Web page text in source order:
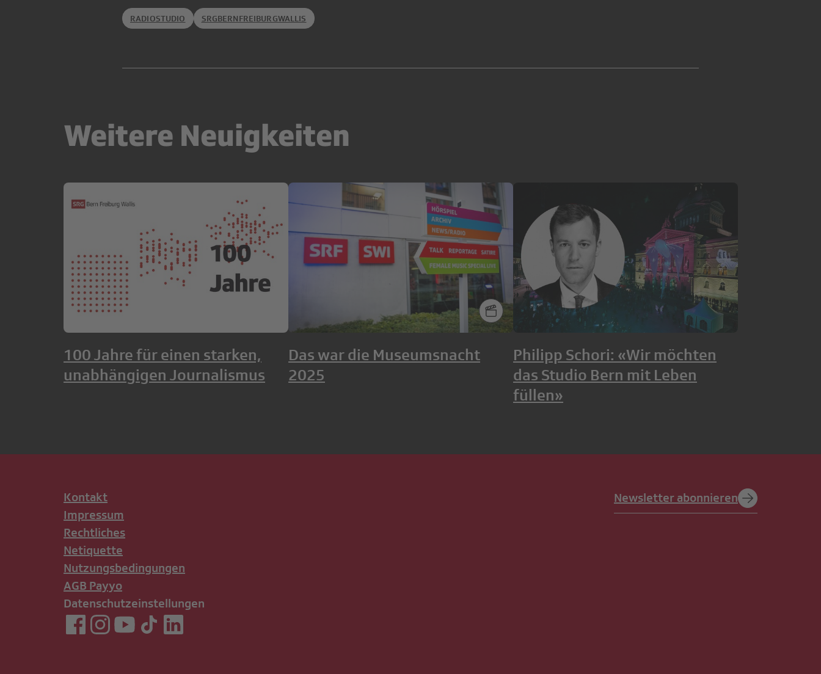
RADIOSTUDIO SRGBERNFREIBURGWALLIS
Weitere Neuigkeiten
100 Jahre für einen starken,
unabhängigen Journalismus
Das war die Museumsnacht
2025
Philipp Schori: «Wir möchten
das Studio Bern mit Leben
füllen»
Kontakt
Impressum
Rechtliches
Netiquette
Nutzungsbedingungen
AGB Payyo
Datenschutzeinstellungen
Newsletter abonnieren